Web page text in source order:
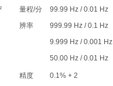
量程/分
辨率
99.99 Hz / 0.01 Hz
999.99 Hz / 0.1 Hz
9.999 Hz / 0.001 Hz
50.00 Hz / 0.01 Hz
精度 0.1% + 2